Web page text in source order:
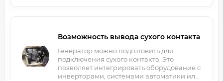
Возможность вывода сухого контакта
Генератор можно подготовить для
подключения сухого контакта. Это
позволяет интегрировать оборудование с
инверторами, системами автоматики или